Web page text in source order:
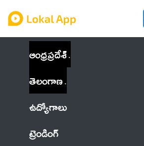
ఆంధ్రప్రదేశ్
తెలంగాణ
ఉద్యోగాలు
ట్రెండింగ్